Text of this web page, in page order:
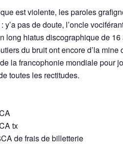
est violente, les paroles
y’a pas de doute, l’oncle
long hiatus discographique de
du bruit ont encore d’la mine
la francophonie mondiale pour
toutes les rectitudes.
tx
de frais de billetterie